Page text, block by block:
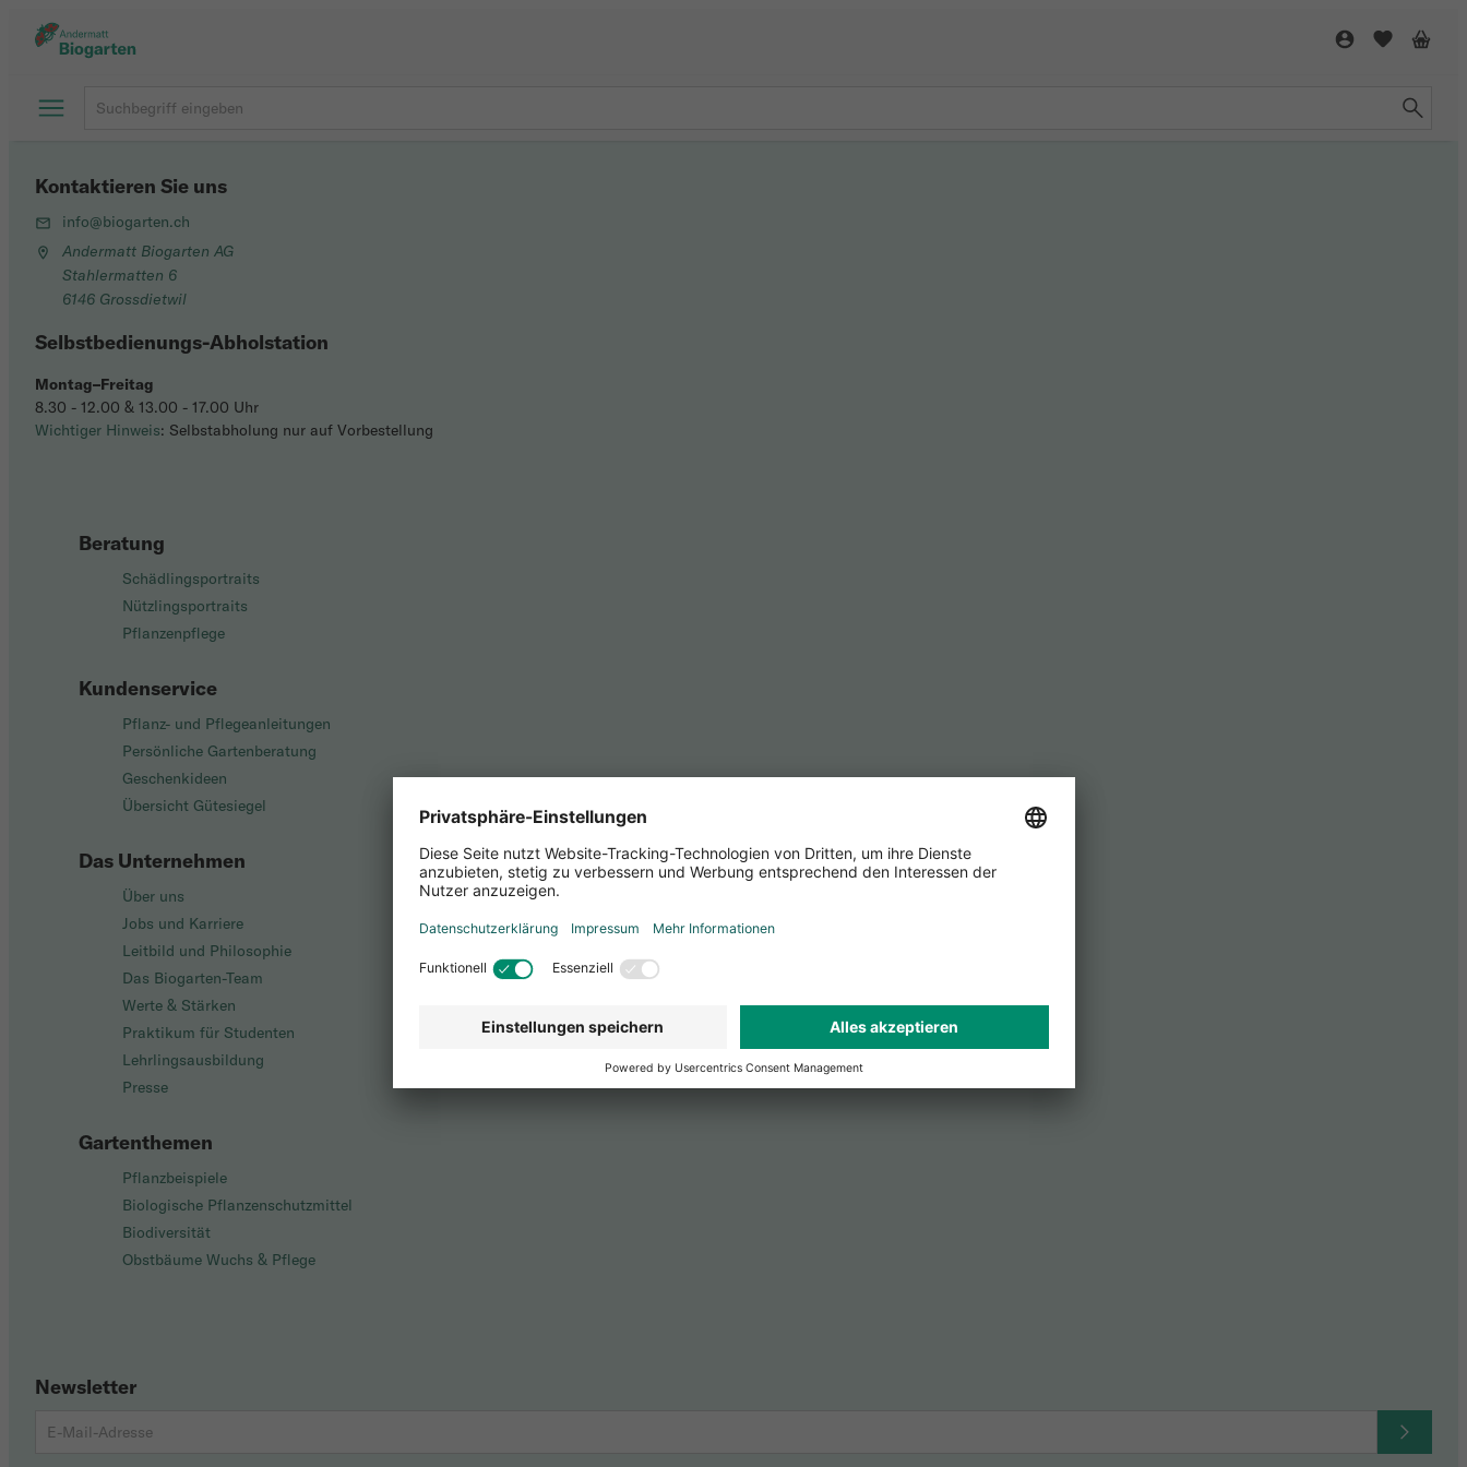
Beratung
Schädlingsportraits
Nützlingsportraits
Pflanzenpflege
Kundenservice
Pflanz- und Pflegeanleitungen
Persönliche Gartenberatung
Geschenkideen
Übersicht Gütesiegel
Das Unternehmen
Über uns
Jobs und Karriere
Leitbild und Philosophie
Das Biogarten-Team
Werte & Stärken
Praktikum für Studenten
Lehrlingsausbildung
Presse
Gartenthemen
Pflanzbeispiele
Biologische Pflanzenschutzmittel
Biodiversität
Obstbäume Wuchs & Pflege
Newsletter
Kontaktieren Sie uns
info@biogarten.ch
Andermatt Biogarten AG
Stahlermatten 6
6146 Grossdietwil
Selbstbedienungs-Abholstation
Montag–Freitag
8.30 - 12.00 & 13.00 - 17.00 Uhr
Wichtiger Hinweis: Selbstabholung nur auf Vorbestellung